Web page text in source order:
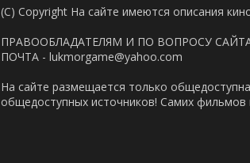
(C) Copyright На сайте имеются описания
ПРАВООБЛАДАТЕЛЯМ И ПО ВОПРОСУ
ПОЧТА - lukmorgame@yahoo.com
На сайте размещается только
общедоступных источников! Самих